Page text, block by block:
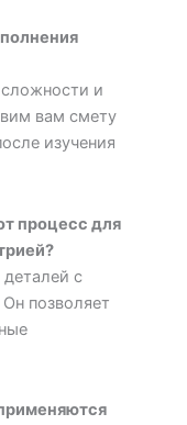
и
вам смету
изучения
процесс для
с
позволяет